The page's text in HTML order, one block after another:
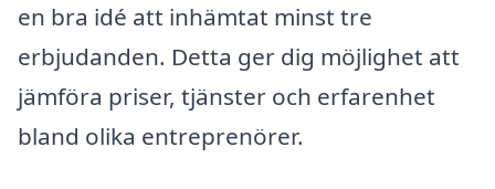
en bra idé att inhämtat minst tre
erbjudanden. Detta ger dig möjlighet att
jämföra priser, tjänster och erfarenhet
bland olika entreprenörer.